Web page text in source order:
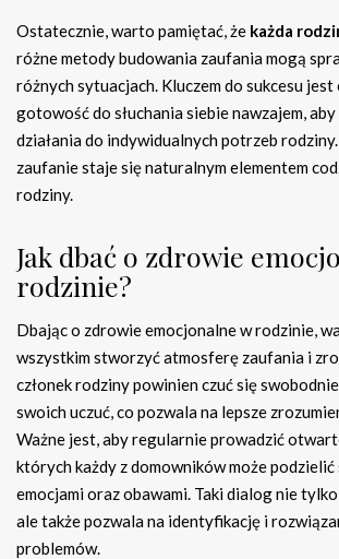
Ostatecznie, warto pamiętać, że każda
różne metody budowania zaufania mogą
różnych sytuacjach. Kluczem do sukcesu
gotowość do słuchania siebie nawzajem,
działania do indywidualnych potrzeb
zaufanie staje się naturalnym elementem
rodziny.
Jak dbać o zdrowie
rodzinie?
Dbając o zdrowie emocjonalne w rodzinie,
wszystkim stworzyć atmosferę zaufania i
członek rodziny powinien czuć się
swoich uczuć, co pozwala na lepsze
Ważne jest, aby regularnie prowadzić
których każdy z domowników może podzielić
emocjami oraz obawami. Taki dialog nie
ale także pozwala na identyfikację i
problemów.